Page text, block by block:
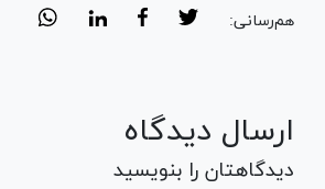
هم‌رسانی:
ارسال دیدگاه
دیدگاهتان را بنویسید